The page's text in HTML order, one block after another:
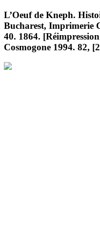
L’Oeuf de Kneph.
Bucharest, Imprimerie
40. 1864.
Cosmogone 1994. 82,